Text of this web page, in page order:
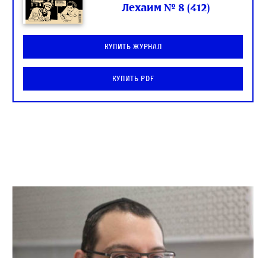
Лехаим № 8 (412)
Купить журнал
Купить PDF